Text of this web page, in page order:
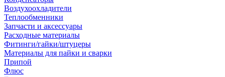
Воздухоохладители
Теплообменники
Запчасти и аксессуары
Расходные материалы
Фитинги/гайки/штуцеры
Материалы для пайки и сварки
Припой
Флюс